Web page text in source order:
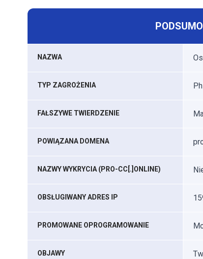
NAZWA
TYP ZAGROŻENIA
FAŁSZYWE TWIERDZENIE
POWIĄZANA DOMENA
NAZWY WYKRYCIA (PRO-CC[.]ONLINE)
OBSŁUGIWANY ADRES IP
PROMOWANE OPROGRAMOWANIE
OBJAWY